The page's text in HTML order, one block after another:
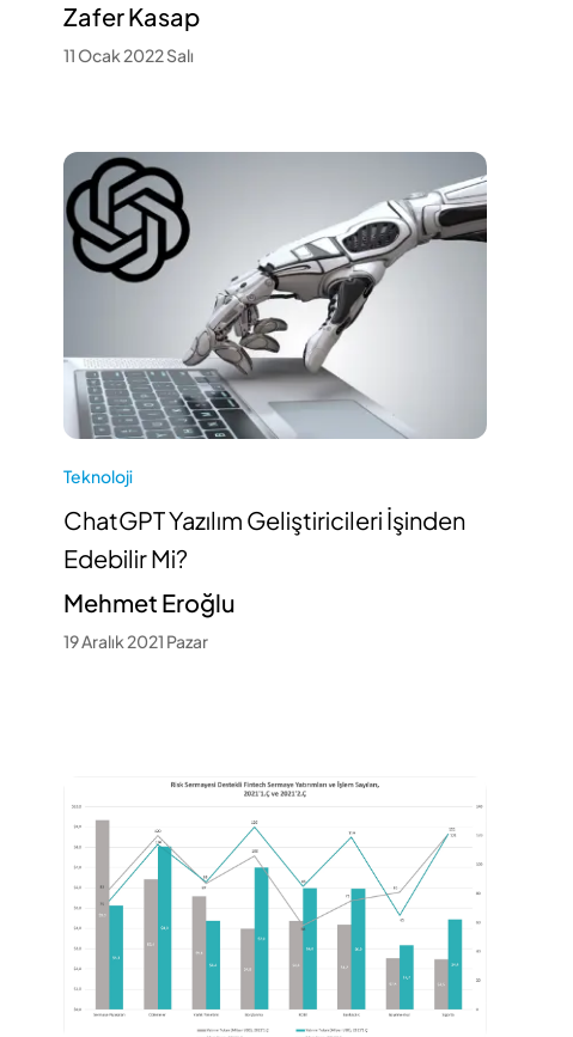
Zafer Kasap
11 Ocak 2022 Salı
Teknoloji
ChatGPT Yazılım Geliştiricileri İşinden
Edebilir Mi?
Mehmet Eroğlu
19 Aralık 2021 Pazar